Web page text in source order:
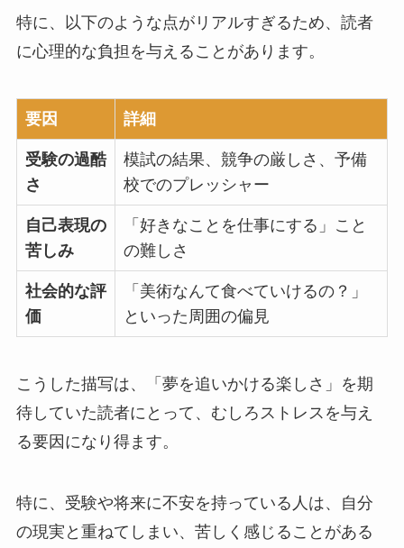
特に、以下のような点がリアルすぎるため、読者
に心理的な負担を与える ことがあります。
要因 詳細
受験の過酷
さ
模試の結果、競争の厳しさ、予備
校でのプレッシャー
自己表現の
苦しみ
「好きなことを仕事にする」こと
の難しさ
社会的な評
価
「美術なんて食べていけるの？」
といった周囲の偏見
こうした描写は、
「夢を追いかける楽しさ」を期
待していた読者にとって、むしろストレスを与え
る要因になり得ます。
特に、受験や将来に不安を持っている人は、自分
の現実と重ねてしまい、苦しく感じることがある